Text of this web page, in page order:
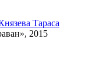
Тараса
2015